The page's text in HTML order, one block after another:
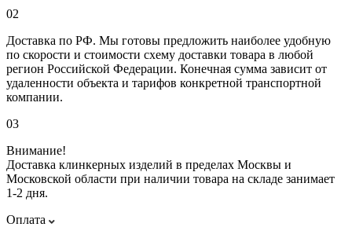
02
Доставка по РФ. Мы готовы предложить наиболее удобную
по скорости и стоимости схему доставки товара в любой
регион Российской Федерации. Конечная сумма зависит от
удаленности объекта и тарифов конкретной транспортной
компании.
03
Внимание!
Доставка клинкерных изделий в пределах Москвы и
Московской области при наличии товара на складе занимает
1-2 дня.
Оплата